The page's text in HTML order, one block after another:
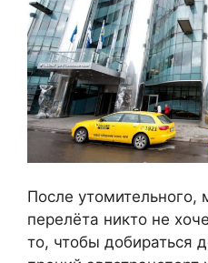
После утомительного,
перелёта никто не
то, чтобы добираться